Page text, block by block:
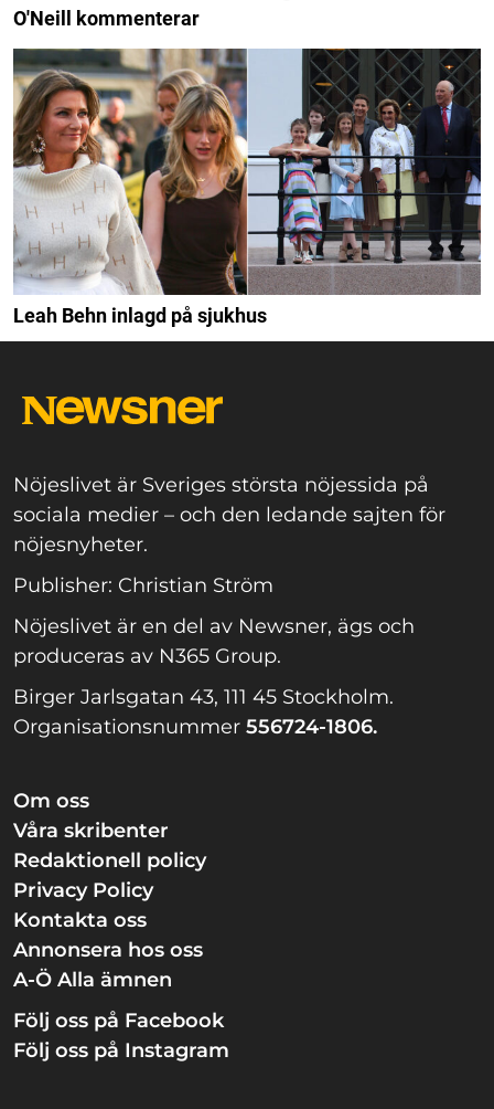
O'Neill kommenterar
Leah Behn inlagd på sjukhus
Nöjeslivet är Sveriges största nöjessida på
sociala medier – och den ledande sajten för
nöjesnyheter.
Publisher: Christian Ström
Nöjeslivet är en del av Newsner, ägs och
produceras av N365 Group.
Birger Jarlsgatan 43, 111 45 Stockholm.
Organisationsnummer 556724-1806.
Om oss
Våra skribenter
Redaktionell policy
Privacy Policy
Kontakta oss
Annonsera hos oss
A-Ö Alla ämnen
Följ oss på Facebook
Följ oss på Instagram